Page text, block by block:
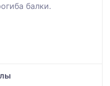
балки.